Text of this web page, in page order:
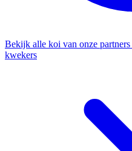
Bekijk alle koi van onze partners
kwekers